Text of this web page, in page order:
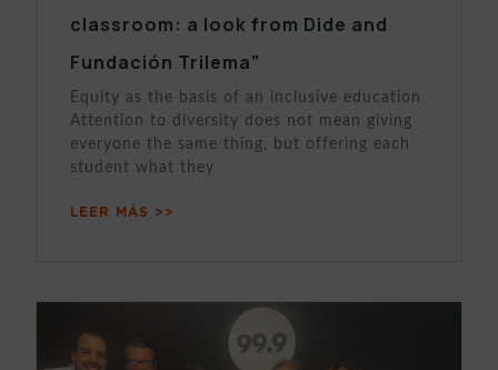
classroom: a look from Dide and
Fundación Trilema”
Equity as the basis of an inclusive education
Attention to diversity does not mean giving
everyone the same thing, but offering each
student what they
LEER MÁS >>